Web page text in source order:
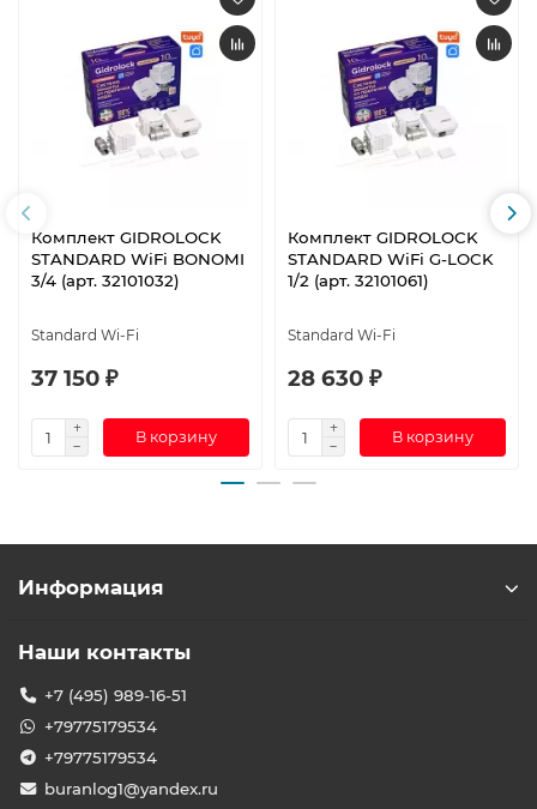
Комплект GIDROLOCK
STANDARD WiFi BONOMI
3/4 (арт. 32101032)
Standard Wi-Fi
37 150 ₽
В корзину
Комплект GIDROLOCK
STANDARD WiFi G-LOCK
1/2 (арт. 32101061)
Standard Wi-Fi
28 630 ₽
В корзину
Информация
Наши контакты
+7 (495) 989-16-51
+79775179534
+79775179534
buranlog1@yandex.ru